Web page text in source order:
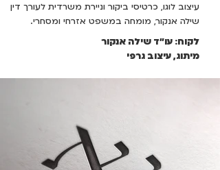
עיצוב לוגו, כרטיסי ביקור וניירת משרדית לעורך דין
שילה אנקור, מומחה במשפט אזרחי ומסחרי.
מיתוג, עיצוב גרפי
לקוח: עו״ד שילה אנקור